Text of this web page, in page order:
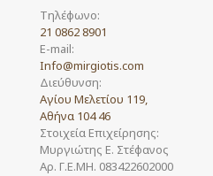
Τηλέφωνο:
21 0862 8901
E-mail:
Info@mirgiotis.com
Διεύθυνση:
Αγίου Μελετίου 119,
Αθήνα 104 46
Στοιχεία Επιχείρησης:
Μυργιώτης Ε. Στέφανος
Αρ. Γ.Ε.ΜΗ. 083422602000